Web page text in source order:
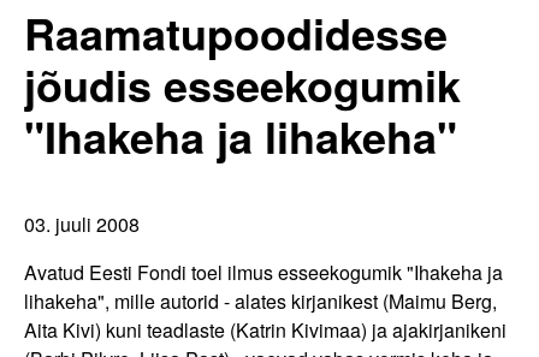
Raamatupoodidesse
jõudis esseekogumik
"Ihakeha ja lihakeha"
03. juuli 2008
Avatud Eesti Fondi toel ilmus esseekogumik "Ihakeha ja
lihakeha", mille autorid - alates kirjanikest (Maimu Berg,
Aita Kivi) kuni teadlaste (Katrin Kivimaa) ja ajakirjanikeni